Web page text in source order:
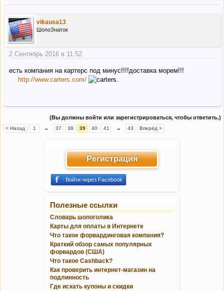
vikausa13
ШопоЗнаток
2 Сентябрь 2016 в 11:52
есть компания на картерс под минус!!!!доставка морем!!!
http://www.carters.com/
(Вы должны войти или зарегистрироваться, чтобы ответить.)
< Назад 1 ← 37 38 39 40 41 → 43 Вперёд >
Регистрация
Войти через Facebook
Полезные ссылки
Словарь шопоголика
Карты для оплаты в Интернете
Что такое форвардинговая компания?
Краткий обзор самых популярных
форвардов (США)
Что такое Cashback?
Как проверить интернет-магазин на
подлинность
Где искать купоны и скидки